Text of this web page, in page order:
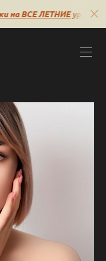
на ВСЕ ЛЕТНИЕ уроки🔥